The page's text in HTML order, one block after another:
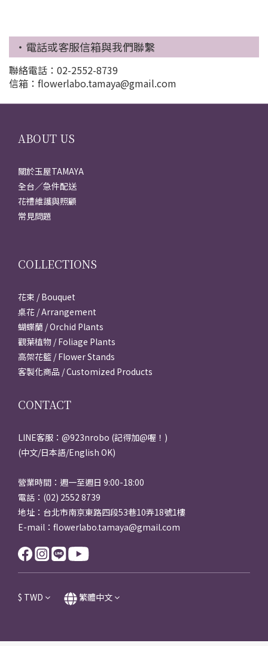
‧電話或客服信箱與我們聯繫
聯絡電話：02-2552-8739
信箱：flowerlabo.tamaya@gmail.com
ABOUT US
關於玉屋TAMAYA
全台／急件配送
花禮維護與照顧
常見問題
COLLECTIONS
花束 / Bouquet
桌花 / Arrangement
蝴蝶蘭 / Orchid Plants
觀葉植物 / Foliage Plants
高架花籃 / Flower Stands
客製化商品 / Customized Products
CONTACT
LINE客服：@923nrobo (記得加@喔！)
(中文/日本語/English OK)
營業時間：週一至週日 9:00-18:00
電話：(02) 2552 8739
地址：台北市南京東路四段53巷10弄18號1樓
E-mail：flowerlabo.tamaya@gmail.com
$ TWD 繁體中文